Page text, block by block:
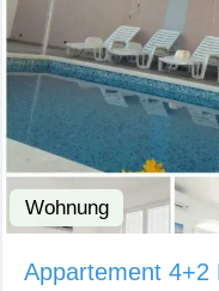
Wohnung
Appartement 4+2